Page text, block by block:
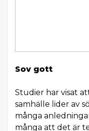
Sov gott
Studier har visat
samhälle lider av
många
många att det är